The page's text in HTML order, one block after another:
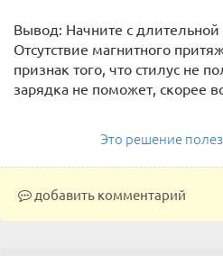
Вывод: Начните с длительной
Отсутствие магнитного
признак того, что стилус не
зарядка не поможет, скорее
Это решение
добавить комментарий